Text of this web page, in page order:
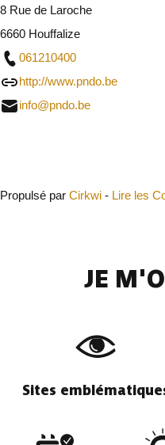
8 Rue de Laroche
6660 Houffalize
061210400
http://www.pndo.be
info@pndo.be
Propulsé par Cirkwi - Lire les
JE
Sites